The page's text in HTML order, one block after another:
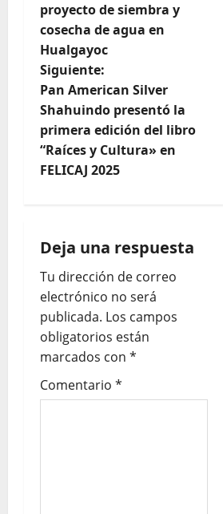
proyecto de siembra y
cosecha de agua en
Hualgayoc
Siguiente:
Pan American Silver
Shahuindo presentó la
primera edición del libro
“Raíces y Cultura» en
FELICAJ 2025
Deja una respuesta
Tu dirección de correo
electrónico no será
publicada. Los campos
obligatorios están
marcados con *
Comentario *